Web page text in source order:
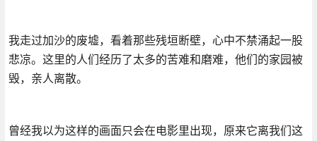
我走过加沙的废墟，看着那些残垣断壁，心中不禁涌起一股
悲凉。这里的人们经历了太多的苦难和磨难，他们的家园被
毁，亲人离散。
曾经我以为这样的画面只会在电影里出现，原来它离我们这